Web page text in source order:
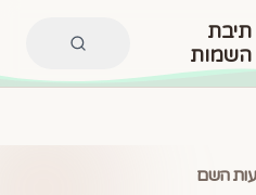
תיבת
השמות
השם